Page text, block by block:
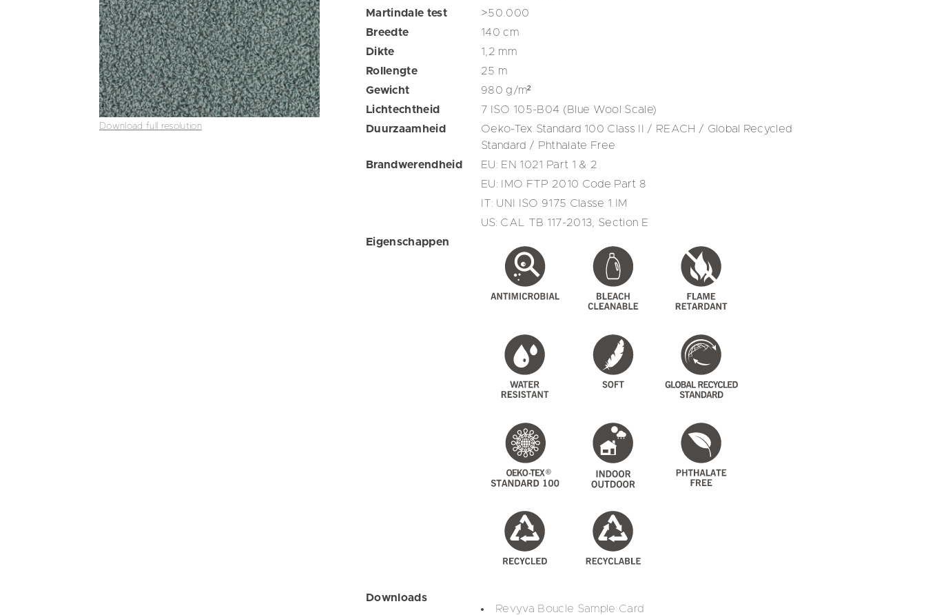
Download full resolution
Martindale test
>50.000
Breedte
140cm
Dikte
1,2 mm
Rollengte
25 m
Gewicht
980g/m²
Lichtechtheid
7 ISO 105-B04 (Blue Wool Scale)
Duurzaamheid
Oeko-Tex Standard 100 Class II / REACH / Global Recycled
Standard / Phthalate Free
Brandwerendheid
EU: EN 1021 Part 1 & 2
EU: IMO FTP 2010 Code Part 8
IT: UNI ISO 9175 Classe 1.IM
US: CAL TB 117-2013, Section E
Eigenschappen
Downloads
Revyva Boucle Sample Card